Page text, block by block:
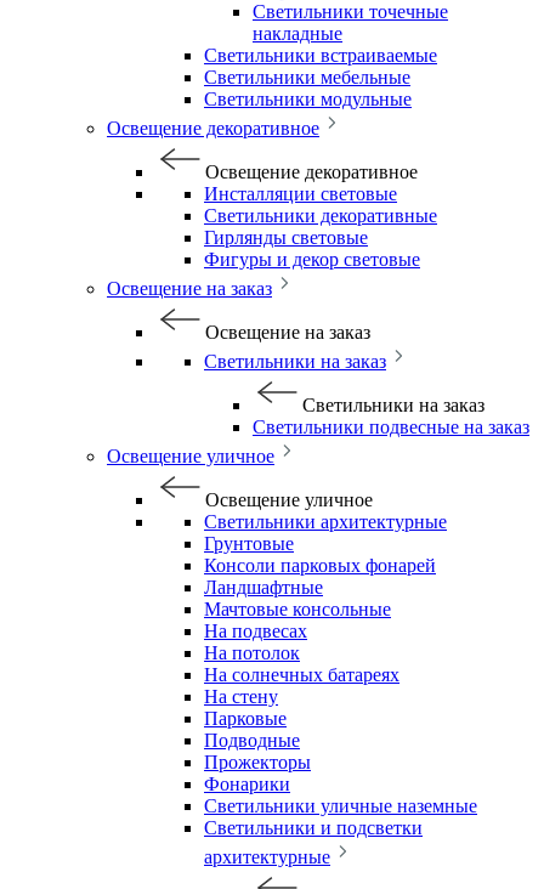
Светильники точечные
накладные
Светильники встраиваемые
Светильники мебельные
Светильники модульные
Освещение декоративное
Освещение декоративное
Инсталляции световые
Светильники декоративные
Гирлянды световые
Фигуры и декор световые
Освещение на заказ
Освещение на заказ
Светильники на заказ
Светильники на заказ
Светильники подвесные на заказ
Освещение уличное
Освещение уличное
Светильники архитектурные
Грунтовые
Консоли парковых фонарей
Ландшафтные
Мачтовые консольные
На подвесах
На потолок
На солнечных батареях
На стену
Парковые
Подводные
Прожекторы
Фонарики
Светильники уличные наземные
Светильники и подсветки
архитектурные